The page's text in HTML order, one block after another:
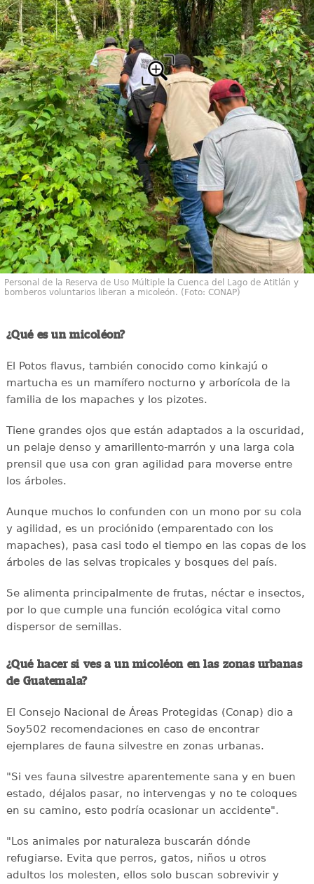
Personal de la Reserva de Uso Múltiple la Cuenca del Lago de Atitlán y
bomberos voluntarios liberan a micoleón. (Foto: CONAP)
¿Qué es un micoléon?
El Potos flavus, también conocido como kinkajú o
martucha es un mamífero nocturno y arborícola de la
familia de los mapaches y los pizotes.
Tiene grandes ojos que están adaptados a la oscuridad,
un pelaje denso y amarillento-marrón y una larga cola
prensil que usa con gran agilidad para moverse entre
los árboles.
Aunque muchos lo confunden con un mono por su cola
y agilidad, es un prociónido (emparentado con los
mapaches), pasa casi todo el tiempo en las copas de los
árboles de las selvas tropicales y bosques del país.
Se alimenta principalmente de frutas, néctar e insectos,
por lo que cumple una función ecológica vital como
dispersor de semillas.
¿Qué hacer si ves a un micoléon en las zonas urbanas
de Guatemala?
El Consejo Nacional de Áreas Protegidas (Conap) dio a
Soy502 recomendaciones en caso de encontrar
ejemplares de fauna silvestre en zonas urbanas.
"Si ves fauna silvestre aparentemente sana y en buen
estado, déjalos pasar, no intervengas y no te coloques
en su camino, esto podría ocasionar un accidente".
"Los animales por naturaleza buscarán dónde
refugiarse. Evita que perros, gatos, niños u otros
adultos los molesten, ellos solo buscan sobrevivir y